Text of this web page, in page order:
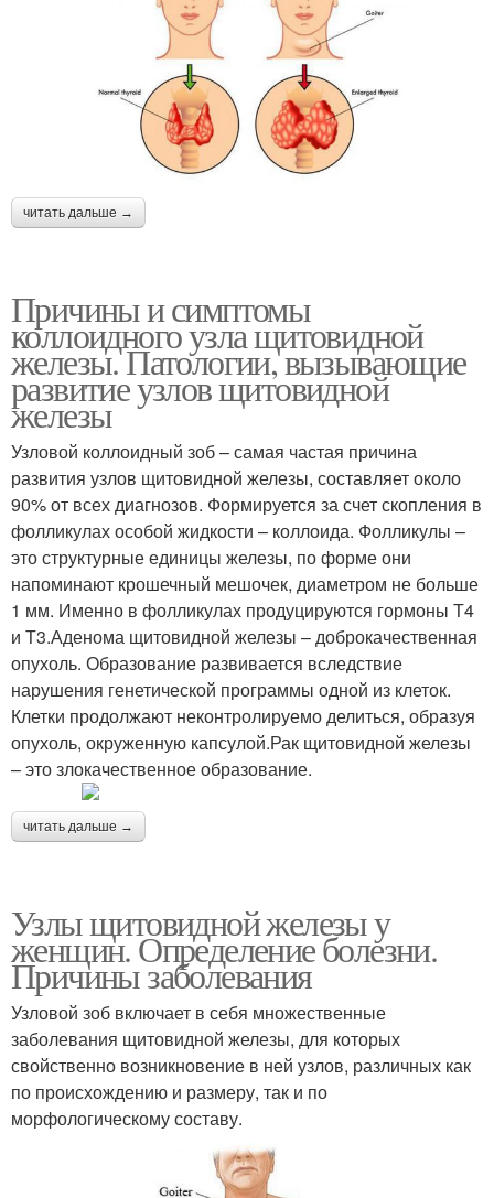
читать дальше →
Причины и симптомы
коллоидного узла щитовидной
железы. Патологии, вызывающие
развитие узлов щитовидной
железы
Узловой коллоидный зоб – самая частая причина
развития узлов щитовидной железы, составляет около
90% от всех диагнозов. Формируется за счет скопления в
фолликулах особой жидкости – коллоида. Фолликулы –
это структурные единицы железы, по форме они
напоминают крошечный мешочек, диаметром не больше
1 мм. Именно в фолликулах продуцируются гормоны Т4
и Т3.Аденома щитовидной железы – доброкачественная
опухоль. Образование развивается вследствие
нарушения генетической программы одной из клеток.
Клетки продолжают неконтролируемо делиться, образуя
опухоль, окруженную капсулой.Рак щитовидной железы
– это злокачественное образование.
читать дальше →
Узлы щитовидной железы у
женщин. Определение болезни.
Причины заболевания
Узловой зоб включает в себя множественные
заболевания щитовидной железы, для которых
свойственно возникновение в ней узлов, различных как
по происхождению и размеру, так и по
морфологическому составу.